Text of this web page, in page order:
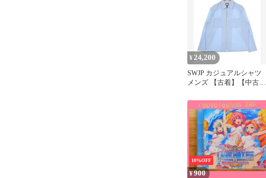
¥24,200
SWJP カジュアルシャツ
メンズ 【古着】【中古】
10%OFF
¥900